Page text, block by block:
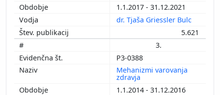
1.1.2017 - 31.12.2021
dr. Tjaša Griessler Bulc
5.621
3.
P3-0388
Mehanizmi varovanja
zdravja
1.1.2014 - 31.12.2016